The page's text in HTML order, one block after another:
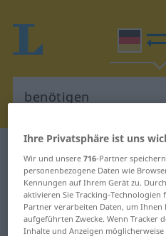
Deutsch-
für "benötigen"
Ihre Privatsphäre ist uns
Wir und unsere716-Partner
personenbezogene Daten wie
Kennungen auf Ihrem Gerät zu.
aktivieren Sie Tracking-
Partner verarbeiten Daten, um Ihnen
aufgeführten Zwecke. Wenn Tracker
Inhalte und Anzeigen